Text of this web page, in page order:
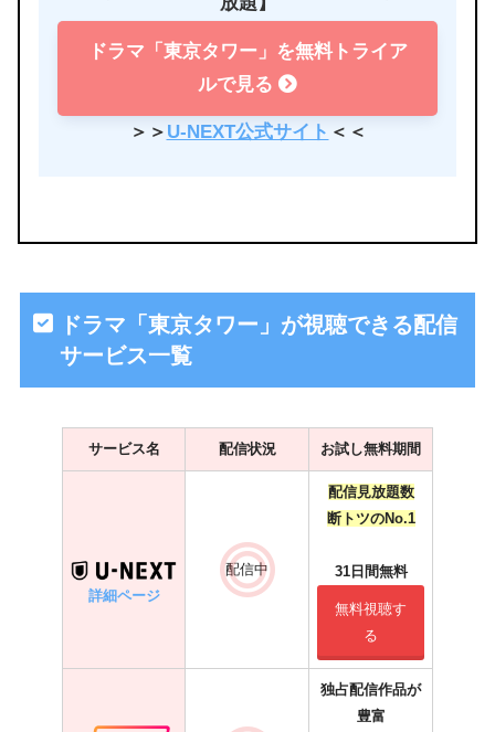
ドラマ「東京タワー」を無料トライア
ルで見る
＞＞ U-NEXT公式サイト ＜＜
ドラマ「東京タワー」が視聴できる配信
サービス一覧
サービス名 配信状況 お試し無料期間
詳細ページ
配信中
配信見放題数
断トツのNo.1
31日間無料
無料視聴す
る
独占配信作品が
豊富